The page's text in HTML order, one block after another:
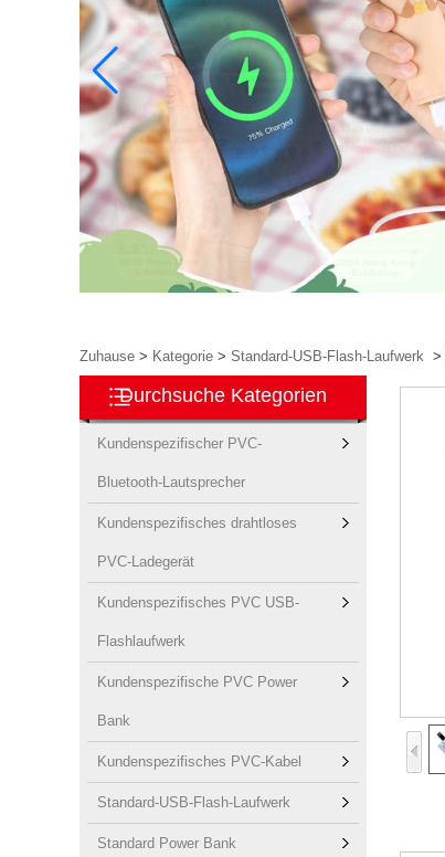
Zuhause > Kategorie > Standard-USB-Flash-Laufwerk >
Durchsuche Kategorien
Kundenspezifischer PVC-
Bluetooth-Lautsprecher
Kundenspezifisches drahtloses
PVC-Ladegerät
Kundenspezifisches PVC USB-
Flashlaufwerk
Kundenspezifische PVC Power
Bank
Kundenspezifisches PVC-Kabel
Standard-USB-Flash-Laufwerk
Standard Power Bank